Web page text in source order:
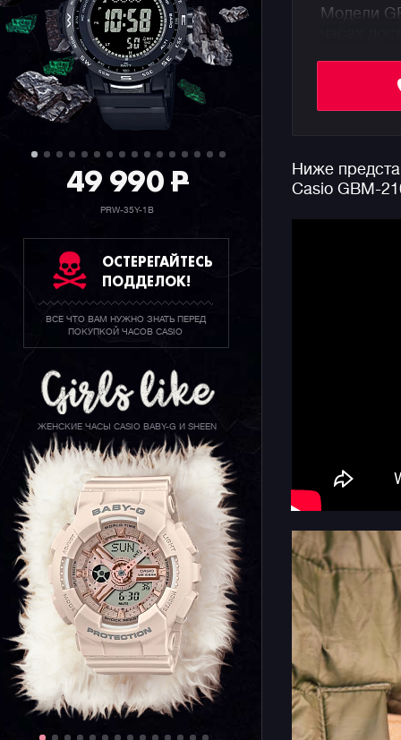
49 990P
PRW-35Y-1B
ОСТЕРЕГАЙТЕСЬ
ПОДДЕЛОК!
ВСЕ ЧТО ВАМ НУЖНО ЗНАТЬ ПЕРЕД
ПОКУПКОЙ ЧАСОВ CASIO
ЖЕНСКИЕ ЧАСЫ CASIO BABY-G И SHEEN
Модели
часов от
Несмотря
русском
стрелок
дисплея.
Ниже
Casio GBM-